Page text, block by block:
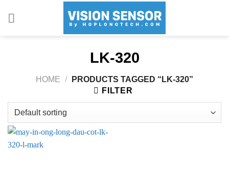
LK-320
HOME /
PRODUCTS TAGGED “LK-320”
FILTER